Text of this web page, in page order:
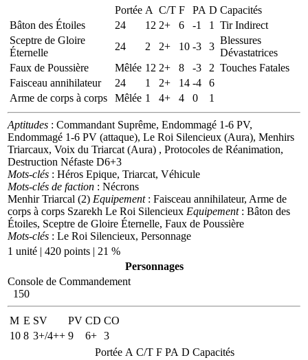
Portée A C/T F PA D Capacités
Bâton des Étoiles
24 12 2+ 6 -1 1
Tir Indirect
Sceptre de Gloire
Éternelle
24 2 2+ 10 -3 3
Blessures
Dévastatrices
Faux de Poussière
Mêlée 12 2+ 8 -3 2 Touches Fatales
Faisceau annihilateur
24 1 2+ 14 -4
6
Arme de corps à corps
Mêlée 1 4+ 4 0 1
Aptitudes : Commandant Suprême, Endommagé 1-6 PV,
Endommagé 1-6 PV (attaque), Le Roi Silencieux (Aura), Menhirs
Triarcaux, Voix du Triarcat (Aura) , Protocoles de Réanimation,
Destruction Néfaste D6+3
Mots-clés : Héros Epique, Triarcat, Véhicule
Mots-clés de faction : Nécrons
Menhir Triarcal (2) Equipement: Faisceau annihilateur, Arme de
corps à corps Szarekh Le Roi Silencieux Equipement: Bâton des
Étoiles, Sceptre de Gloire Éternelle, Faux de Poussière
Mots-clés : Le Roi Silencieux, Personnage
1 unité | 420 points | 21 %
Personnages
Console de Commandement
150
M E SV PV CD CO
10 8 3+/4++ 9 6+ 3
Portée A C/T F PA D Capacités